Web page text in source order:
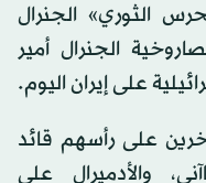
الثوري» الجنرال
الجنرال أمير
على إيران اليوم.
على رأسهم قائد
والأدميرال علي